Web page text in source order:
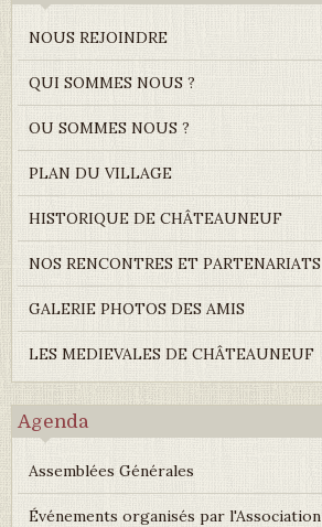
NOUS REJOINDRE
QUI SOMMES NOUS ?
OU SOMMES NOUS ?
PLAN DU VILLAGE
HISTORIQUE DE CHÂTEAUNEUF
NOS RENCONTRES ET PARTENARIATS
GALERIE PHOTOS DES AMIS
LES MEDIEVALES DE CHÂTEAUNEUF
Agenda
Assemblées Générales
Événements organisés par l'Association